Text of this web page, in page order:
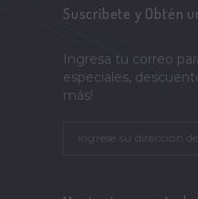
Suscríbete y Obtén
Ingresa tu correo
especiales,
más!